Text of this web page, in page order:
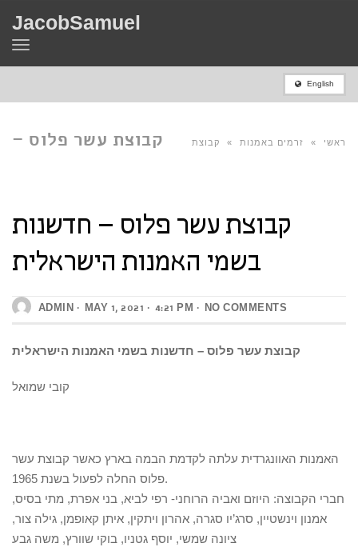
JacobSamuel
Toggle
English
קבוצת עשר פלוס –
חדשנות בשמי האמנות
הישראלית
ראשי » זרמים באמנות » קבוצת
עשר פלוס – חדשנות בשמי האמנות
קבוצת עשר פלוס – חדשנות
בשמי האמנות הישראלית
ADMIN MAY 1, 2021 4:21 PM NO COMMENTS
קבוצת עשר פלוס – חדשנות בשמי האמנות הישראלית
קובי שמואל
האמנות האוונגרדית עלתה לקדמת הבמה בארץ כאשר קבוצת עשר
פלוס החלה לפעול בשנת 1965.
חברי הקבוצה: היוזם ואביה הרוחני- רפי לביא, בני אפרת, מתי בסיס,
אמנון וינשטיין, סרג’יו סגרה, אהרון ויתקין, איתן קאופמן, גילה צור,
ציונה שמשי, יוסף גטניו, בוקי שוורץ, משה גבע